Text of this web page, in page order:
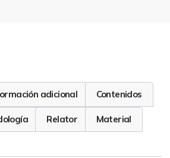
adicional Contenidos
Relator Material